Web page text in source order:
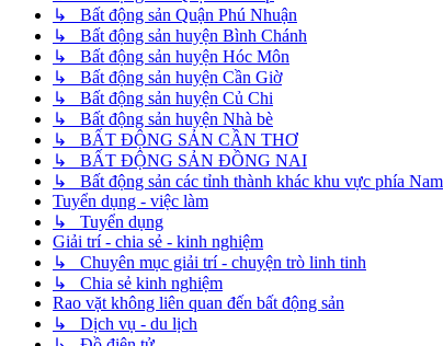
↳ Bất động sản Quận Phú Nhuận
↳ Bất động sản huyện Bình Chánh
↳ Bất động sản huyện Hóc Môn
↳ Bất động sản huyện Cần Giờ
↳ Bất động sản huyện Củ Chi
↳ Bất động sản huyện Nhà bè
↳ BẤT ĐỘNG SẢN CẦN THƠ
↳ BẤT ĐỘNG SẢN ĐỒNG NAI
↳ Bất động sản các tỉnh thành khác khu vực phía Nam
Tuyển dụng - việc làm
↳ Tuyển dụng
Giải trí - chia sẻ - kinh nghiệm
↳ Chuyên mục giải trí - chuyện trò linh tinh
↳ Chia sẻ kinh nghiệm
Rao vặt không liên quan đến bất động sản
↳ Dịch vụ - du lịch